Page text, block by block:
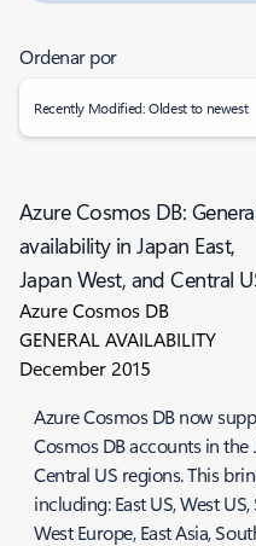
Ordenar por
Recently Modified: Oldest to newest
Azure Cosmos DB:
availability in Japan East,
Japan West, and Central
Azure Cosmos DB
GENERAL AVAILABILITY
December 2015
Azure Cosmos DB now
Cosmos DB accounts in the
Central US regions. This
including: East US, West
West Europe, East Asia,